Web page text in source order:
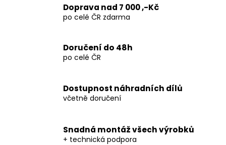
Doprava nad 7 000 ,-Kč
po celé ČR zdarma
Doručení do 48h
po celé ČR
Dostupnost náhradních dílů
včetně doručení
Snadná montáž všech výrobků
+ technická podpora